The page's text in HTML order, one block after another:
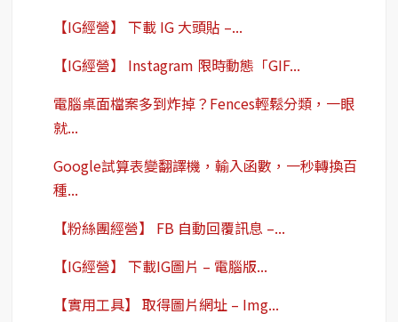
【IG經營】 下載 IG 大頭貼 –...
【IG經營】 Instagram 限時動態「GIF...
電腦桌面檔案多到炸掉？Fences輕鬆分類，一眼
就...
Google試算表變翻譯機，輸入函數，一秒轉換百
種...
【粉絲團經營】 FB 自動回覆訊息 –...
【IG經營】 下載IG圖片 – 電腦版...
【實用工具】 取得圖片網址 – Img...